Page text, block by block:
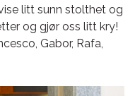
litt sunn stolthet og
og gjør oss litt kry!
Gabor, Rafa,